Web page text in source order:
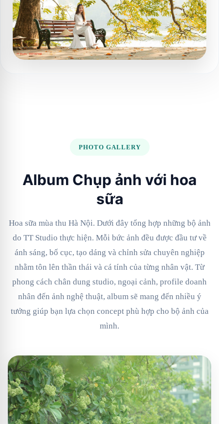
PHOTO GALLERY
Album Chụp ảnh với hoa
sữa
Hoa sữa mùa thu Hà Nội. Dưới đây tổng hợp những bộ ảnh
do TT Studio thực hiện. Mỗi bức ảnh đều được đầu tư về
ánh sáng, bố cục, tạo dáng và chỉnh sửa chuyên nghiệp
nhằm tôn lên thần thái và cá tính của từng nhân vật. Từ
phong cách chân dung studio, ngoại cảnh, profile doanh
nhân đến ảnh nghệ thuật, album sẽ mang đến nhiều ý
tưởng giúp bạn lựa chọn concept phù hợp cho bộ ảnh của
mình.